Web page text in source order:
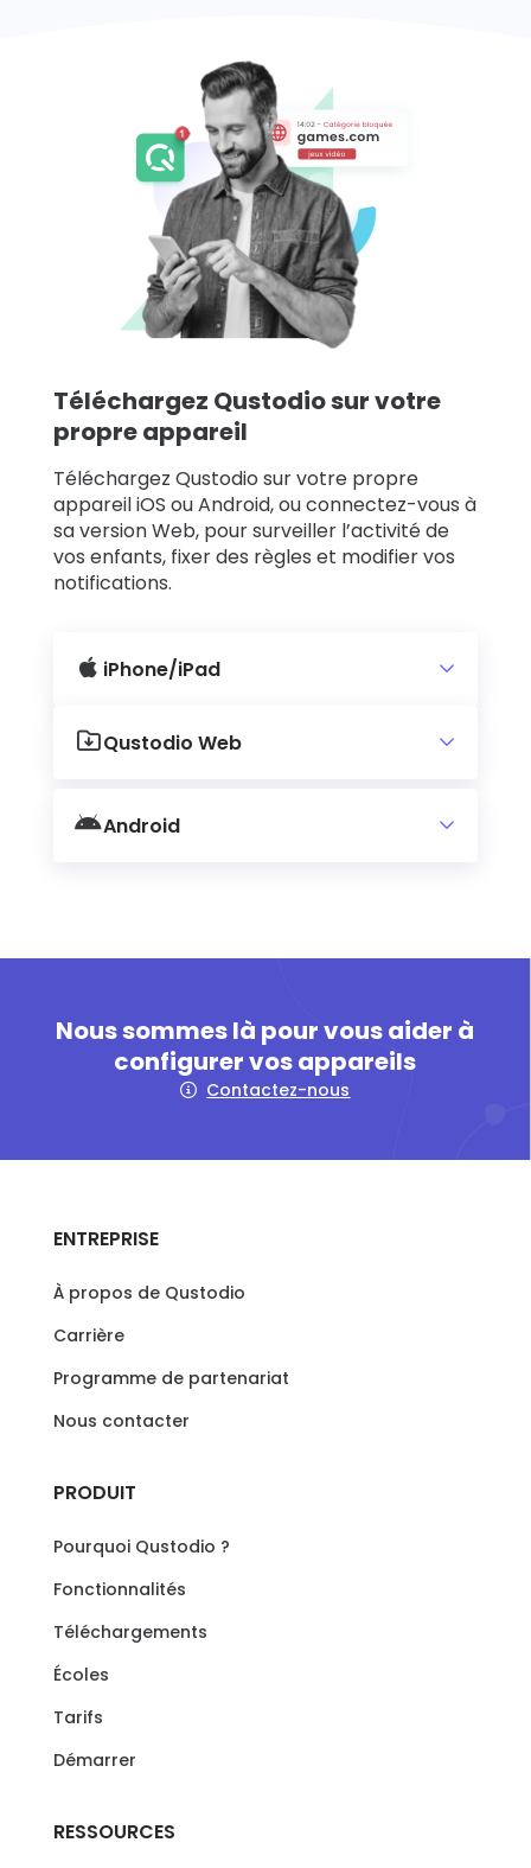
Téléchargez Qustodio sur votre
propre appareil
Téléchargez Qustodio sur votre propre
appareil iOS ou Android, ou connectez-vous à
sa version Web, pour surveiller l’activité de
vos enfants, fixer des règles et modifier vos
notifications.
iPhone/iPad
Qustodio Web
Android
Nous sommes là pour vous aider à
configurer vos appareils
Contactez-nous
ENTREPRISE
À propos de Qustodio
Carrière
Programme de partenariat
Nous contacter
PRODUIT
Pourquoi Qustodio ?
Fonctionnalités
Téléchargements
Écoles
Tarifs
Démarrer
RESSOURCES